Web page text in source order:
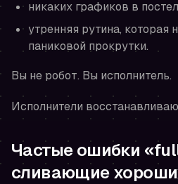
никаких графиков в
утренняя рутина, которая
паниковой прокрутки.
Вы не робот. Вы исполнитель.
Исполнители
Частые ошибки
сливающие